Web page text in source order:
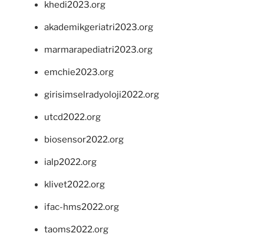
khedi2023.org
akademikgeriatri2023.org
marmarapediatri2023.org
emchie2023.org
girisimselradyoloji2022.org
utcd2022.org
biosensor2022.org
ialp2022.org
klivet2022.org
ifac-hms2022.org
taoms2022.org